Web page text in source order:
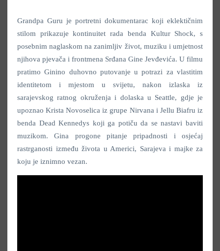
Grandpa Guru je portretni dokumentarac koji eklektičnim
stilom prikazuje kontinuitet rada benda Kultur Shock, s
posebnim naglaskom na zanimljiv život, muziku i umjetnost
njihova pjevača i frontmena Srđana Gine Jevđevića. U filmu
pratimo Ginino duhovno putovanje u potrazi za vlastitim
identitetom i mjestom u svijetu, nakon izlaska iz
sarajevskog ratnog okruženja i dolaska u Seattle, gdje je
upoznao Krista Novoselica iz grupe Nirvana i Jellu Biafru iz
benda Dead Kennedys koji ga potiču da se nastavi baviti
muzikom. Gina progone pitanje pripadnosti i osjećaj
rastrganosti između života u Americi, Sarajeva i majke za
koju je iznimno vezan.